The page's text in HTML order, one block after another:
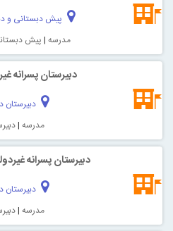
پیش دبستانی و
مدرسه | پیش
دبیرستان پسرانه
دبیرستان
مدرسه |
دبیرستان پسرانه
دبیرستان
مدرسه |